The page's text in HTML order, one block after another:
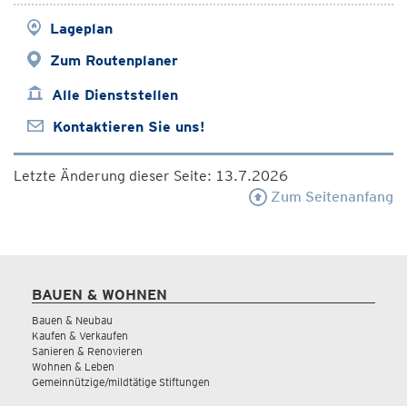
Lageplan
Zum Routenplaner
Alle Dienststellen
Kontaktieren Sie uns!
Letzte Änderung dieser Seite: 13.7.2026
Zum Seitenanfang
BAUEN & WOHNEN
Bauen & Neubau
Kaufen & Verkaufen
Sanieren & Renovieren
Wohnen & Leben
Gemeinnützige/mildtätige Stiftungen